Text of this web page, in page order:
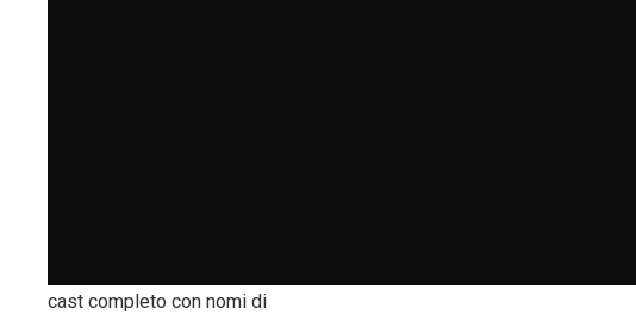
cast completo con nomi di